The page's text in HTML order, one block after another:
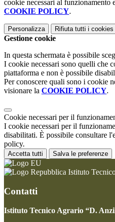
cookie necessari al
COOKIE POLICY.
Personalizza Rifiuta tutti i cookies
Gestione cookie
In questa schermata è possibile
I cookie necessari sono quelli che
piattaforma e non è possibile
Per conoscere quali sono i cookie
visionare la COOKIE POLICY.
Cookie necessari per il
I cookie necessari per il
disabilitati. È possibile consultare
policy.
Accetta tutti Salva le preferenze
Istituto
Contatti
Istituto Tecnico Agrario “D.